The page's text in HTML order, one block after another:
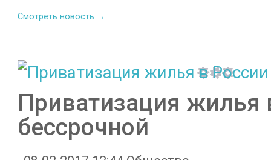
Смотреть новость →
Приватизация жилья
бессрочной